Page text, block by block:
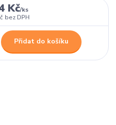
Kč/ks
bez DPH
Přidat do košíku